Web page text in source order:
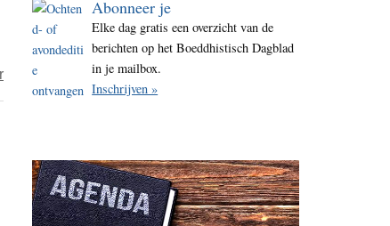
i
t
over
Nathan
afstand
Abonneer je
Elke dag gratis een overzicht van de
berichten op het Boeddhistisch Dagblad
in je mailbox.
Inschrijven »